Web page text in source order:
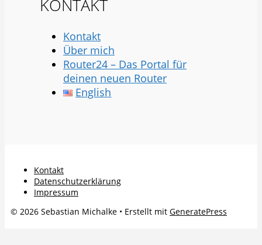
KONTAKT
Kontakt
Über mich
Router24 – Das Portal für
deinen neuen Router
English
Kontakt
Datenschutzerklärung
Impressum
© 2026 Sebastian Michalke • Erstellt mit GeneratePress